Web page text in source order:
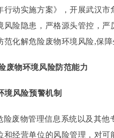
行动实施方案》，开展武汉
风险隐患，严格源头管控，
范化解危险废物环境风险,保
废物环境风险防范能力
境风险预警机制
险废物管理信息系统以及其
和经营单位的风险管理，对